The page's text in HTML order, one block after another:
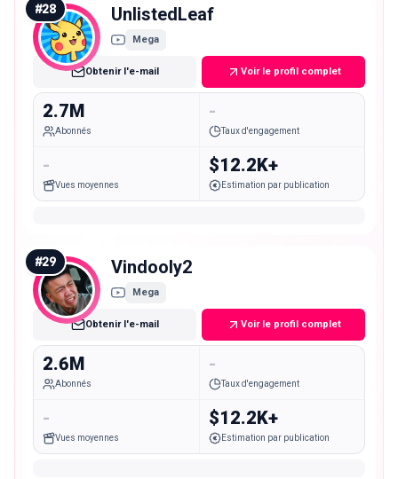
#28 UnlistedLeaf
Mega
Obtenir l'e-mail Voir le profil complet
2.7M
Abonnés
-
Taux d'engagement
-
Vues moyennes
$12.2K+
Estimation par publication
#29 Vindooly2
Mega
Obtenir l'e-mail Voir le profil complet
2.6M
Abonnés
-
Taux d'engagement
-
Vues moyennes
$12.2K+
Estimation par publication